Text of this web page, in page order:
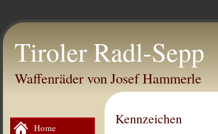
Tiroler Radl-Sepp
Waffenräder von Josef Hammerle
Home
Kennzeichen